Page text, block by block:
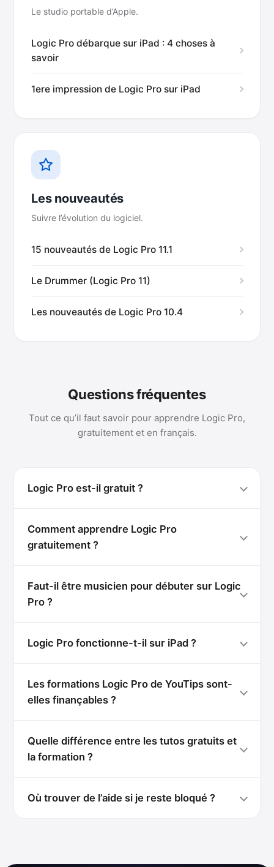
Le studio portable d’Apple.
Logic Pro débarque sur iPad : 4 choses à
savoir
1ere impression de Logic Pro sur iPad
Les nouveautés
Suivre l’évolution du logiciel.
15 nouveautés de Logic Pro 11.1
Le Drummer (Logic Pro 11)
Les nouveautés de Logic Pro 10.4
Questions fréquentes
Tout ce qu’il faut savoir pour apprendre Logic Pro,
gratuitement et en français.
Logic Pro est-il gratuit ?
Comment apprendre Logic Pro
gratuitement ?
Faut-il être musicien pour débuter sur Logic
Pro ?
Logic Pro fonctionne-t-il sur iPad ?
Les formations Logic Pro de YouTips sont-
elles finançables ?
Quelle différence entre les tutos gratuits et
la formation ?
Où trouver de l’aide si je reste bloqué ?